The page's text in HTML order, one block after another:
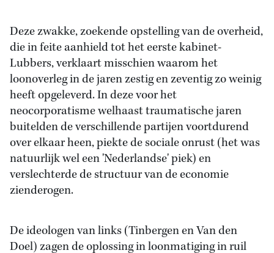
Deze zwakke, zoekende opstelling van de overheid,
die in feite aanhield tot het eerste kabinet-
Lubbers, verklaart misschien waarom het
loonoverleg in de jaren zestig en zeventig zo weinig
heeft opgeleverd. In deze voor het
neocorporatisme welhaast traumatische jaren
buitelden de verschillende partijen voortdurend
over elkaar heen, piekte de sociale onrust (het was
natuurlijk wel een 'Nederlandse' piek) en
verslechterde de structuur van de economie
zienderogen.
De ideologen van links (Tinbergen en Van den
Doel) zagen de oplossing in loonmatiging in ruil